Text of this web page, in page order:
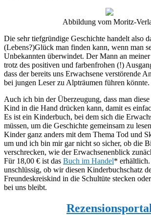
Abbildung vom Moritz-
Die sehr tiefgründige Geschichte handelt also
(Lebens?)Glück man finden kann, wenn man
Unbekannten überwindet. Der Mann an
trotz des positiven und farbenfrohen (!)
dass der bereits uns Erwachsene verstörende
bei jungen Leser zu Alpträumen führen könnte.
Auch ich bin der Überzeugung, dass man
Kind in die Hand drücken kann, damit es
Es ist ein Kinderbuch, bei dem sich die
müssen, um die Geschichte gemeinsam zu
Kinder ganz anders mit dem Thema Tod und
um und ich bin mir gar nicht so sicher, ob die
verschrecken, wie der Erwachsenenblick
Für 18,00 € ist das Buch im Handel*
unschlüssig, ob wir diesen Kinderbuchschatz
Freundeskreiskind in die Schultüte stecken
bei uns bleibt.
Rezensionsportal